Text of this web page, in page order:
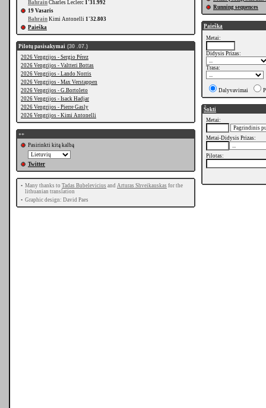
Bahrain Charles Leclerc 1'31.992
19 Vasaris
Bahrain Kimi Antonelli 1'32.803
Paieška
Pilotų pasisakymai (30 .07.)
2026 Vengrijos - Sergio Pérez
2026 Vengrijos - Valtteri Bottas
2026 Vengrijos - Lando Norris
2026 Vengrijos - Max Verstappen
2026 Vengrijos - G.Bortoleto
2026 Vengrijos - Isack Hadjar
2026 Vengrijos - Pierre Gasly
2026 Vengrijos - Kimi Antonelli
++
Pasirinkti kitą kalbą
Twitter
• Many thanks to Tadas Bubelevicius and Arturas Shveikauskas for the
lithuanian translation
• Graphic design: David Paes
Running sequences
Paieška
Metai:
Didysis Prizas:
Trasa:
Dalyvavimai
Šokti
Metai:
Metai-Didysis Prizas:
Pilotas: